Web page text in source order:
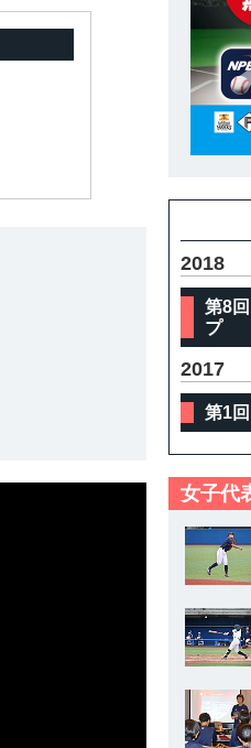
背
2018
第8
プ
2017
第1
女子代